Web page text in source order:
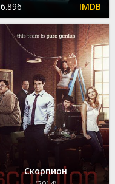
6.896
Скорпион